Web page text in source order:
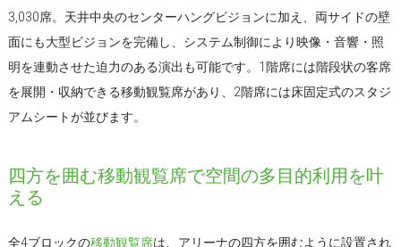
3,030席。天井中央のセンターハングビジョンに加え、両サイドの壁
面にも大型ビジョンを完備し、システム制御により映像・音響・照
明を連動させた迫力のある演出も可能です。1階席には階段状の客席
を展開・収納できる移動観覧席があり、2階席には床固定式のスタジ
アムシートが並びます。
四方を囲む移動観覧席で空間の多目的利用を叶
える
全4ブロックの移動観覧席は、アリーナの四方を囲むように設置され